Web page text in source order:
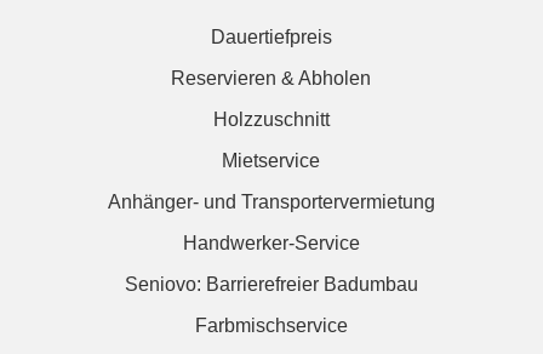
Dauertiefpreis
Reservieren & Abholen
Holzzuschnitt
Mietservice
Anhänger- und Transportervermietung
Handwerker-Service
Seniovo: Barrierefreier Badumbau
Farbmischservice